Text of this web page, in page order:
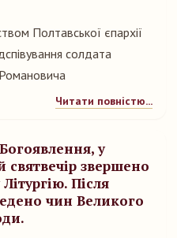
Полтавської єпархії
солдата
Читати повністю...
у
звершено
Після
чин Великого